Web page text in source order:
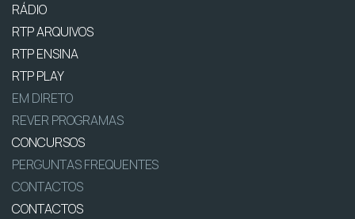
RÁDIO
RTP ARQUIVOS
RTP ENSINA
RTP PLAY
EM DIRETO
REVER PROGRAMAS
CONCURSOS
PERGUNTAS FREQUENTES
CONTACTOS
CONTACTOS